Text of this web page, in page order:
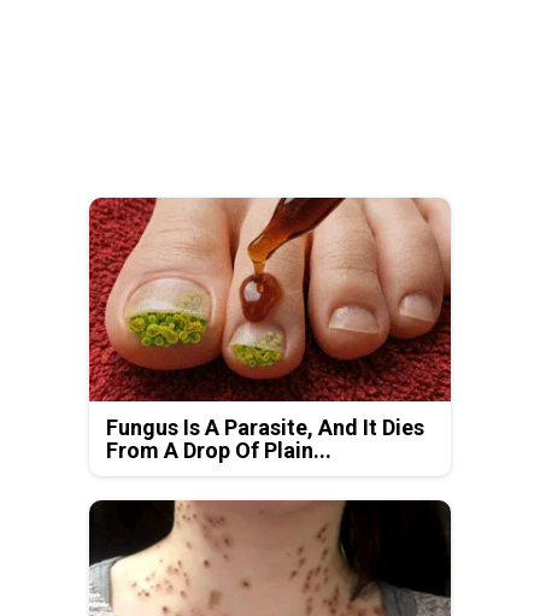
Fungus Is A Parasite, And It Dies
From A Drop Of Plain...